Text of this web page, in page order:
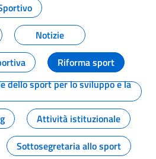
Notizie
Riforma sport
dello sport per lo sviluppo e la
Attività istituzionale
Sottosegretaria allo sport